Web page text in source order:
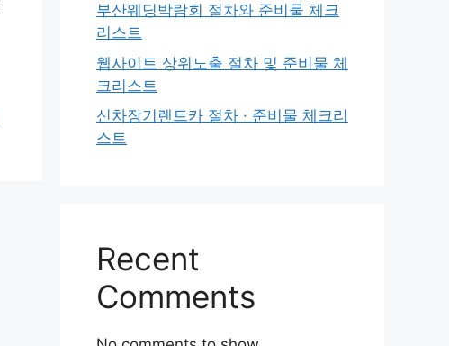
부산웨딩박람회 절차와 준비물 체크
리스트
웹사이트 상위노출 절차 및 준비물 체
크리스트
신차장기렌트카 절차 · 준비물 체크리
스트
Recent
Comments